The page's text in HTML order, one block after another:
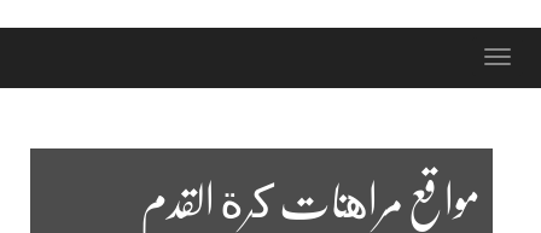
Toggle
مواقع مراهنات كرة القدم